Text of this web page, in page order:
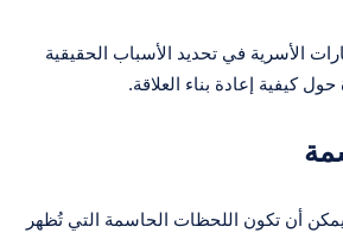
الأسرية في تحديد الأسباب الحقيقية
كيفية إعادة بناء العلاقة.
أن تكون اللحظات الحاسمة التي تُظهر